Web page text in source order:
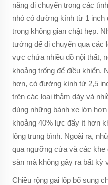
năng di chuyển trong các
nhỏ có đường kính từ 1 inch
trong không gian chật hẹp.
tưởng để di chuyển qua các
vực chứa nhiều đồ nội thất,
khoảng trống để điều khiển.
hơn, có đường kính từ 2,5
trên các loại thảm dày và
dùng những bánh xe lớn
khoảng 40% lực đẩy ít hơn
lông trung bình. Ngoài ra,
qua ngưỡng cửa và các khe
sàn mà không gây ra bất kỳ
Chiều rộng gai lốp bổ sung